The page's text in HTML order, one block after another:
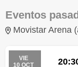
Eventos
Movistar Arena
VIE
10 OCT